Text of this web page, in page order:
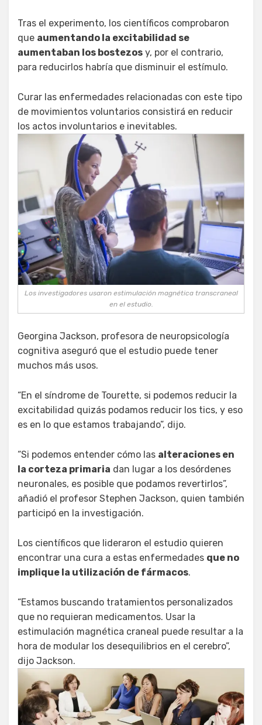
Tras el experimento, los científicos comprobaron
que aumentando la excitabilidad se
aumentaban los bostezos y, por el contrario,
para reducirlos habría que disminuir el estímulo.
Curar las enfermedades relacionadas con este tipo
de movimientos voluntarios consistirá en reducir
los actos involuntarios e inevitables.
Los investigadores usaron estimulación magnética transcraneal
en el estudio.
Georgina Jackson, profesora de neuropsicología
cognitiva aseguró que el estudio puede tener
muchos más usos.
“En el síndrome de Tourette, si podemos reducir la
excitabilidad quizás podamos reducir los tics, y eso
es en lo que estamos trabajando”, dijo.
“Si podemos entender cómo las alteraciones en
la corteza primaria dan lugar a los desórdenes
neuronales, es posible que podamos revertirlos”,
añadió el profesor Stephen Jackson, quien también
participó en la investigación.
Los científicos que lideraron el estudio quieren
encontrar una cura a estas enfermedades que no
implique la utilización de fármacos.
“Estamos buscando tratamientos personalizados
que no requieran medicamentos. Usar la
estimulación magnética craneal puede resultar a la
hora de modular los desequilibrios en el cerebro”,
dijo Jackson.